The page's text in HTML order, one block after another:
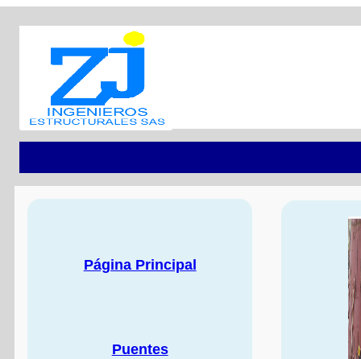
Página Principal
Puentes